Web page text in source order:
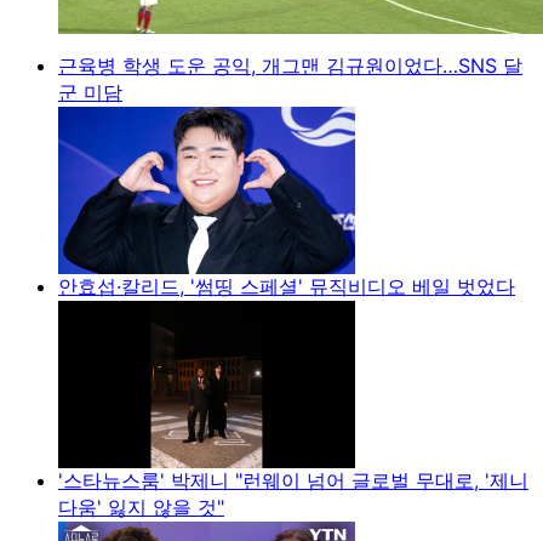
근육병 학생 도운 공익, 개그맨 김규원이었다…SNS 달
군 미담
안효섭·칼리드, '썸띵 스페셜' 뮤직비디오 베일 벗었다
'스타뉴스룸' 박제니 "런웨이 넘어 글로벌 무대로, '제니
다움' 잃지 않을 것"